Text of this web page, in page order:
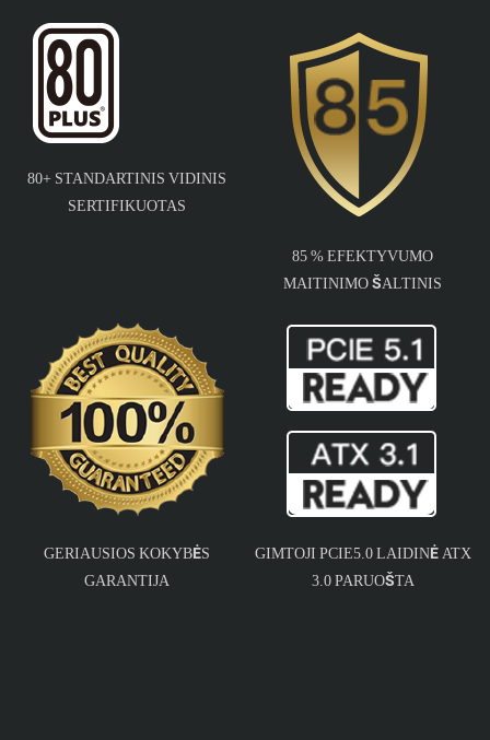
80+ STANDARTINIS VIDINIS
SERTIFIKUOTAS
85 % EFEKTYVUMO
MAITINIMO ŠALTINIS
GERIAUSIOS KOKYBĖS
GARANTIJA
GIMTOJI PCIE5.0 LAIDINĖ ATX
3.0 PARUOŠTA